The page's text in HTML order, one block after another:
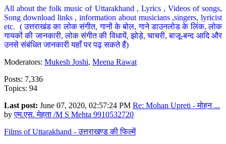
All about the folk music of Uttarakhand , Lyrics , Videos of songs,
Song download links , information about musicians ,singers, lyricist
etc. ( उत्तराखंड का लोक संगीत, गानों के बोल, गाने डाउनलोड के लिंक, लोक
गायकों की जानकारी, लोक संगीत की विधायें, झोड़े, चाचरी, बाजू-बन्द आदि और
उनसे संबंधित जानकारी यहाँ पर पढ़ सकते हैं)
Moderators: Mukesh Joshi, Meena Rawat
Posts: 7,336
Topics: 94
Last post: June 07, 2020, 02:57:24 PM Re: Mohan Upreti - मोहन ...
byएम.एस. मेहता /M S Mehta 9910532720
Films of Uttarakhand - उत्तराखण्ड की फिल्में